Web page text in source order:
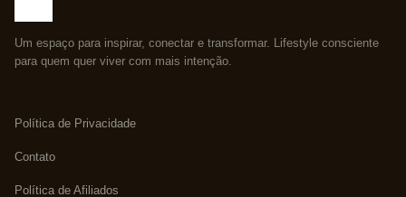
Um espaço para inspirar, conectar e transformar. Lifestyle consciente
para quem quer viver com mais intenção.
Política de Privacidade
Contato
Política de Afiliados